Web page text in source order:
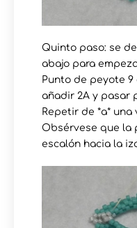
Quinto paso: se
abajo para
Punto de peyote 9
añadir 2A y pasar
Repetir de *a* una
Obsérvese que la
escalón hacia la